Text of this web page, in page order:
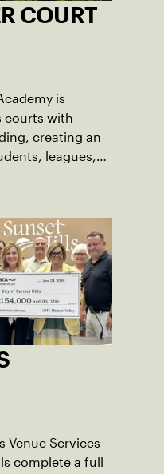
COURT
is
courts with
creating an
leagues,
Venue Services
complete a full